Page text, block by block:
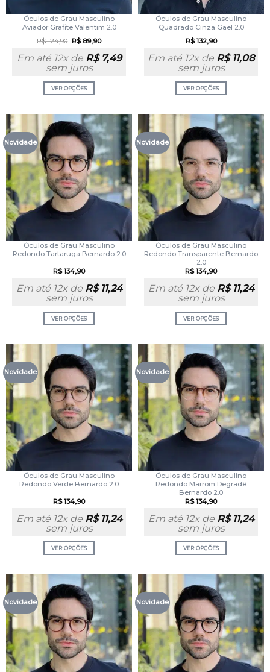
Óculos de Grau Masculino
Aviador Grafite Valentim 2.0
R$124,90 R$89,90
Em até 12x de R$7,49
sem juros
VER OPÇÕES
Óculos de Grau Masculino
Quadrado Cinza Gael 2.0
R$132,90
Em até 12x de R$11,08
sem juros
VER OPÇÕES
Novidade
Óculos de Grau Masculino
Redondo Tartaruga Bernardo 2.0
R$134,90
Em até 12x de R$11,24
sem juros
VER OPÇÕES
Novidade
Óculos de Grau Masculino
Redondo Transparente Bernardo
2.0
R$134,90
Em até 12x de R$11,24
sem juros
VER OPÇÕES
Novidade
Óculos de Grau Masculino
Redondo Verde Bernardo 2.0
R$134,90
Em até 12x de R$11,24
sem juros
VER OPÇÕES
Novidade
Óculos de Grau Masculino
Redondo Marrom Degradê
Bernardo 2.0
R$134,90
Em até 12x de R$11,24
sem juros
VER OPÇÕES
Novidade Novidade